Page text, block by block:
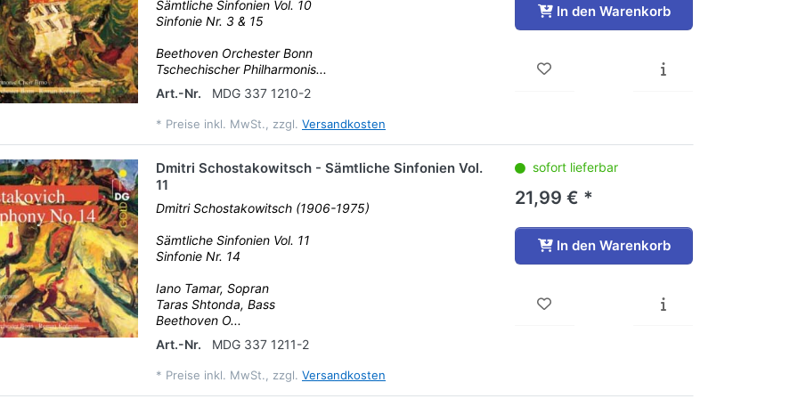
Sämtliche Sinfonien Vol. 10
Sinfonie Nr. 3 & 15
Beethoven Orchester Bonn
Tschechischer Philharmonis...
Art.-Nr.
MDG 337 1210-2
* Preise inkl. MwSt., zzgl. Versandkosten
In den Warenkorb
Dmitri Schostakowitsch - Sämtliche Sinfonien Vol.
11
Dmitri Schostakowitsch (1906-1975)
Sämtliche Sinfonien Vol. 11
Sinfonie Nr. 14
Iano Tamar, Sopran
Taras Shtonda, Bass
Beethoven O...
Art.-Nr.
MDG 337 1211-2
* Preise inkl. MwSt., zzgl. Versandkosten
sofort lieferbar
21,99 € *
In den Warenkorb